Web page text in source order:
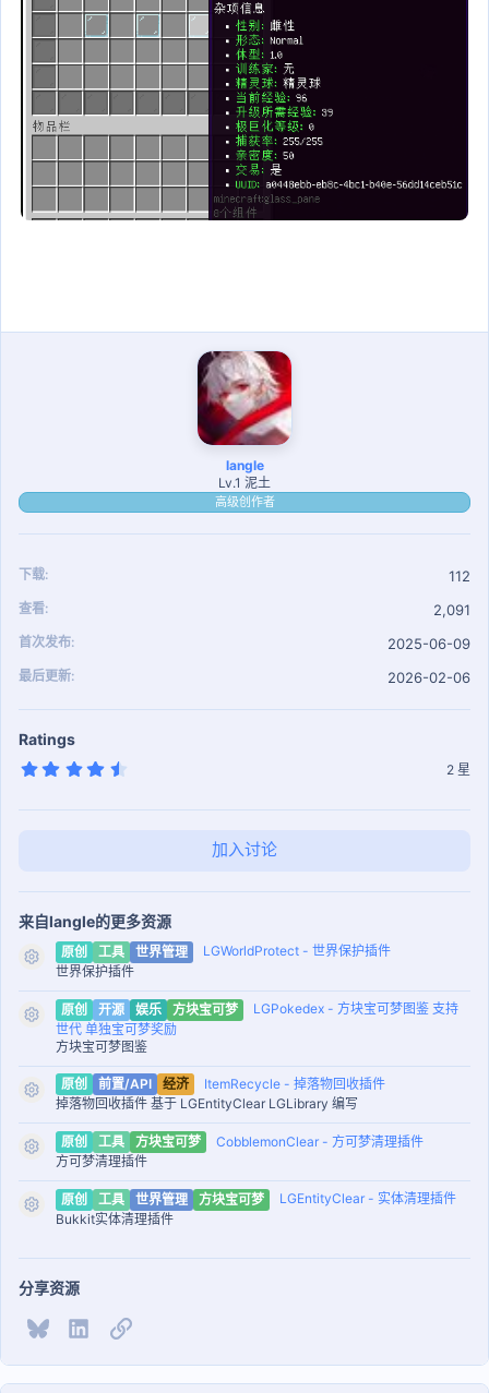
shiny_mythical: true
iv_shiny_mythical: 0
ultra_beast: true
iv_ultra_beast: 0
shiny_ultra_beast: true
iv_shiny_ultra_beast: 0
legendary: true
§7[§6{x} {y} {z}§7] §f最近玩家: §a{player}"
# 寻找最近玩家的范围 [半径] 数值越大越容易出现卡顿
# 如果没有在范围查找到玩家 显示的玩家名称
shiny_normal: "§e闪光§f精灵"
shiny_mythical: "§e闪光§d幻兽"
ultra_beast: "§5异兽"
legendary: "§6神兽"
shiny_legendary: "§e闪光§6神兽"
paradox: "§c悖谬"
shiny_paradox: "§e闪光§c悖谬"
text:
- "§f ▪ §a血量:§f {ivs_hp} §a速度:§f {ivs_speed}"
- "§f ▪ §a攻击:§f {ivs_attack} §a防御:§f {ivs_defence}"
{ivs_special_defence}"
- "§a ▶ §b努力值信息§7[§e进度: §f{evs_sum}%§7]"
- "§f ▪ §a血量:§f {evs_hp} §a速度:§f {evs_speed}"
- "§f ▪ §a攻击:§f {evs_attack} §a防御:§f {evs_defence}"
- "§f ▪ §a特攻:§f {evs_special_attack} §a特防:§f
{evs_special_defence}"
- "§a ▶ §b基础信息:"
- "§f ▪ §a昵称: §f{nick_name}"
- "§f ▪ §a性别: §f{gender}"
- "§f ▪ §a性格: §f{nature}§7[{nature_type}§7]"
- "§f ▪ §a性格薄荷: §f{mint_nature}§7[{mint_nature_type}§7]"
- "§f ▪ §a特性: §f{ability}"
- "§a ▶ §b技能信息:"
- "§f ▪ §a一技能: §f{move1}"
- "§f ▪ §a三技能: §f{move3}"
langle
Lv.1 泥土
高级创作者
下载 112
查看 2,091
首次发布 2025-06-09
最后更新 2026-02-06
Ratings
0
2 星
加入讨论
来自langle的更多资源
资源图标
原创 工具 世界管理
LGWorldProtect - 世界保护插件
世界保护插件
资源图标
原创 开源 娱乐 方块宝可梦
LGPokedex - 方块宝可梦图鉴 支持
世代 单独宝可梦奖励
方块宝可梦图鉴
资源图标
原创 前置/API 经济
ItemRecycle - 掉落物回收插件
掉落物回收插件 基于 LGEntityClear LGLibrary 编写
资源图标
原创 工具 方块宝可梦
CobblemonClear - 方可梦清理插件
方可梦清理插件
资源图标
原创 工具 世界管理 方块宝可梦
LGEntityClear - 实体清理插件
Bukkit实体清理插件
分享资源
Bluesky LinkedIn链接